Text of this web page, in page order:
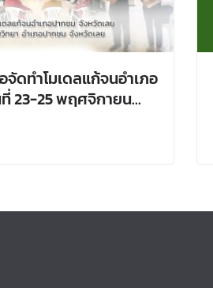
ดทำโมเดลแก้จนอำเภอ
23-25 พฤศจิกายน